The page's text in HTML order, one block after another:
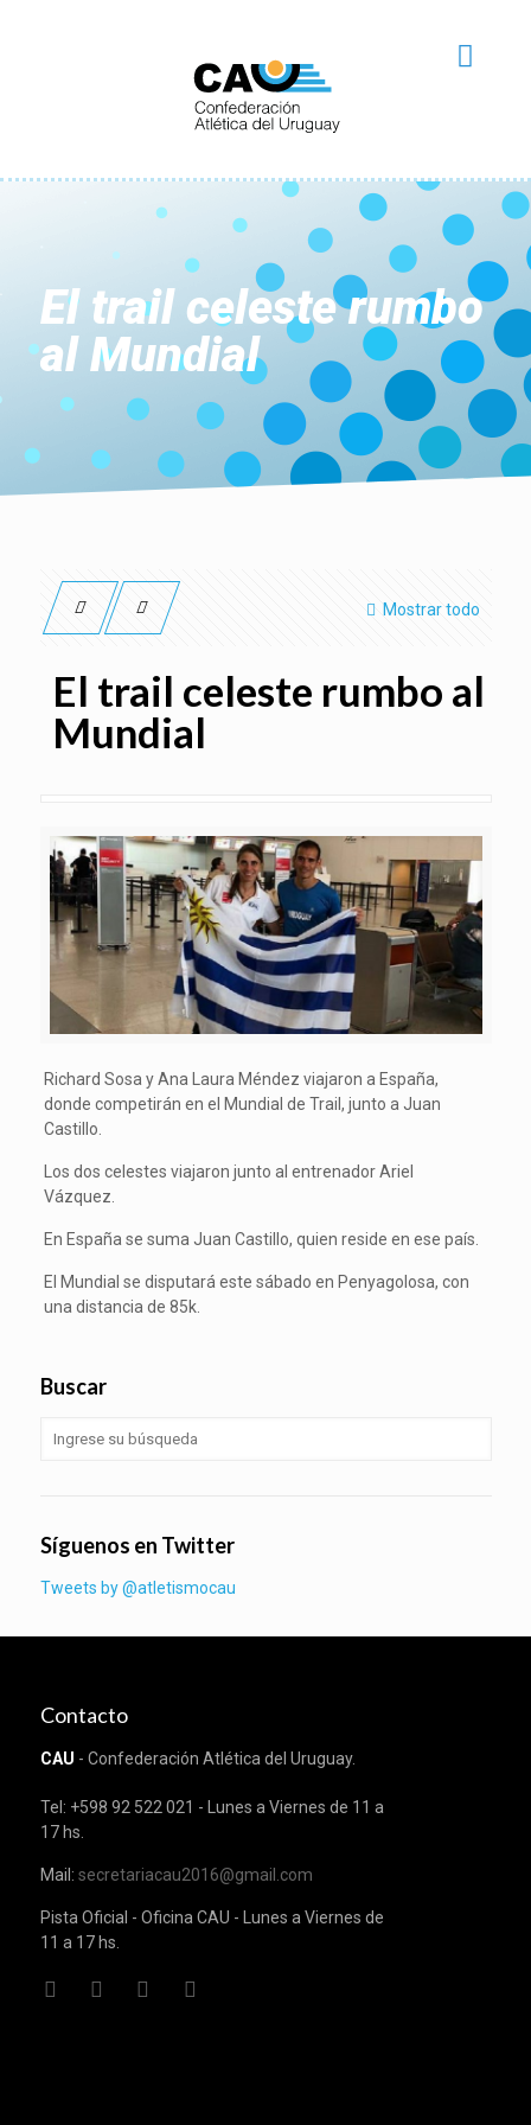
El trail celeste rumbo
al Mundial
Mostrar todo
El trail celeste rumbo al
Mundial
Richard Sosa y Ana Laura Méndez viajaron a España,
donde competirán en el Mundial de Trail, junto a Juan
Castillo.
Los dos celestes viajaron junto al entrenador Ariel
Vázquez.
En España se suma Juan Castillo, quien reside en ese país.
El Mundial se disputará este sábado en Penyagolosa, con
una distancia de 85k.
Buscar
Síguenos en Twitter
Tweets by @atletismocau
Contacto
CAU - Confederación Atlética del Uruguay.
Tel: +598 92 522 021 - Lunes a Viernes de 11 a
17 hs.
Mail: secretariacau2016@gmail.com
Pista Oficial - Oficina CAU - Lunes a Viernes de
11 a 17 hs.